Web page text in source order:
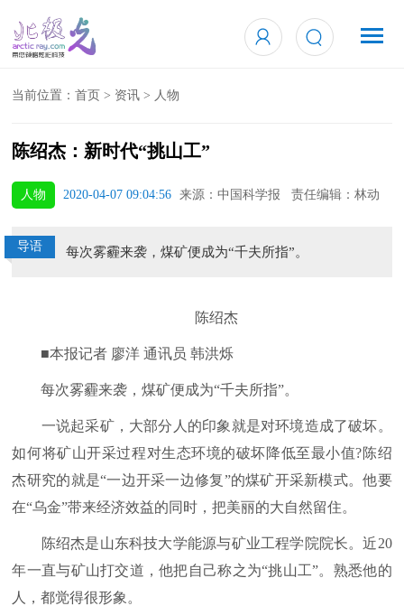
当前位置：首页 > 资讯 > 人物
陈绍杰：新时代“挑山工”
人物 2020-04-07 09:04:56 来源：中国科学报 责任编辑：林动
导语 每次雾霾来袭，煤矿便成为“千夫所指”。
陈绍杰
■本报记者 廖洋 通讯员 韩洪烁
每次雾霾来袭，煤矿便成为“千夫所指”。
一说起采矿，大部分人的印象就是对环境造成了破坏。
如何将矿山开采过程对生态环境的破坏降低至最小值?陈绍
杰研究的就是“一边开采一边修复”的煤矿开采新模式。他要
在“乌金”带来经济效益的同时，把美丽的大自然留住。
陈绍杰是山东科技大学能源与矿业工程学院院长。近20
年一直与矿山打交道，他把自己称之为“挑山工”。熟悉他的
人，都觉得很形象。